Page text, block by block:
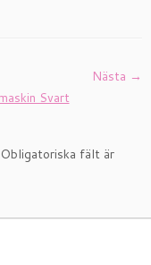
Nästa →
Obligatoriska fält är